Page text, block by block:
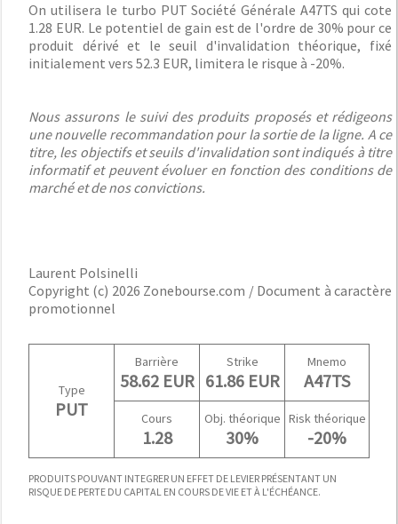
On utilisera le turbo PUT Société Générale A47TS qui cote
1.28 EUR. Le potentiel de gain est de l'ordre de 30% pour ce
produit dérivé et le seuil d'invalidation théorique, fixé
initialement vers 52.3 EUR, limitera le risque à -20%.
Nous assurons le suivi des produits proposés et rédigeons
une nouvelle recommandation pour la sortie de la ligne. A ce
titre, les objectifs et seuils d'invalidation sont indiqués à titre
informatif et peuvent évoluer en fonction des conditions de
marché et de nos convictions.
Laurent Polsinelli
Copyright (c) 2026 Zonebourse.com / Document à caractère
promotionnel
Type
PUT
Barrière
58.62 EUR
Strike
61.86 EUR
Mnemo
A47TS
Cours
1.28
Obj. théorique
30%
Risk théorique
-20%
PRODUITS POUVANT INTEGRER UN EFFET DE LEVIER PRÉSENTANT UN
RISQUE DE PERTE DU CAPITAL EN COURS DE VIE ET À L'ÉCHÉANCE.